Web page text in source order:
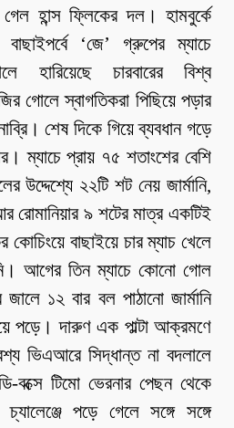
হান্স ফ্লিকের দল। হামবুর্কে
‘জে’ গ্রুপের ম্যাচে
হারিয়েছে চারবারের বিশ্ব
গোলে স্বাগতিকরা পিছিয়ে পড়ার
শেষ দিকে গিয়ে ব্যবধান গড়ে
ম্যাচে প্রায় ৭৫ শতাংশের বেশি
উদ্দেশ্যে ২২টি শট নেয় জার্মানি,
রোমানিয়ার ৯ শটের মাত্র একটিই
বাছাইয়ে চার ম্যাচ খেলে
আগের তিন ম্যাচে কোনো গোল
১২ বার বল পাঠানো জার্মানি
পড়ে। দারুণ এক পাল্টা আক্রমণে
ভিএআরে সিদ্ধান্ত না বদলালে
বক্সে টিমো ভেরনার পেছন থেকে
চ্যালেঞ্জে পড়ে গেলে সঙ্গে সঙ্গে